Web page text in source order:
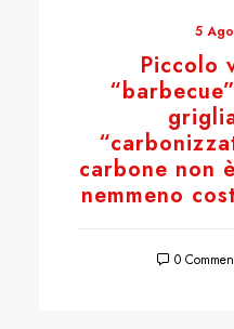
5
Piccolo
carbone non
nemmeno
0